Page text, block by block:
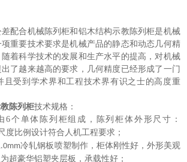
配合机械陈列柜和铝木结构示教陈列柜是机械
重要技术要求是机械产品的静态和动态几何精
着科学技术的发展和生产水平的提高，对机械
了越来越高的要求，几何精度已经形成了一门
且受到学术界和工程技术界有识之士的高度重
教陈列柜技术规格：
6个单体陈列柜组成，陈列柜体外形尺寸：
度比例设计符合人机工程要求；
冷轧钢板喷塑制作，柜体刚性好，外形美观
超豪华铝塑夹层板，承载性好；